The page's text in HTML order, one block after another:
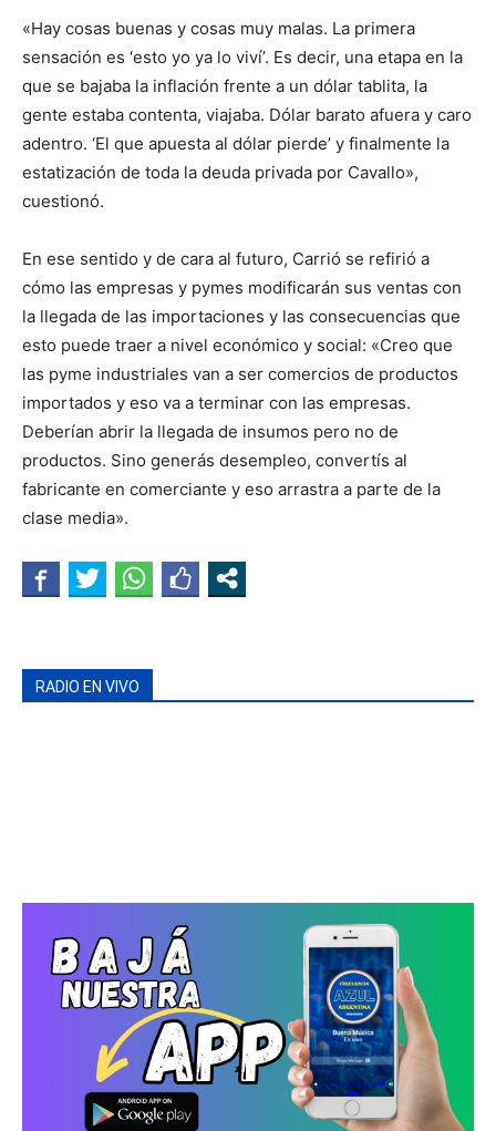
«Hay cosas buenas y cosas muy malas. La primera
sensación es ‘esto yo ya lo viví’. Es decir, una etapa en la
que se bajaba la inflación frente a un dólar tablita, la
gente estaba contenta, viajaba. Dólar barato afuera y caro
adentro. ‘El que apuesta al dólar pierde’ y finalmente la
estatización de toda la deuda privada por Cavallo»,
cuestionó.
En ese sentido y de cara al futuro, Carrió se refirió a
cómo las empresas y pymes modificarán sus ventas con
la llegada de las importaciones y las consecuencias que
esto puede traer a nivel económico y social: «Creo que
las pyme industriales van a ser comercios de productos
importados y eso va a terminar con las empresas.
Deberían abrir la llegada de insumos pero no de
productos. Sino generás desempleo, convertís al
fabricante en comerciante y eso arrastra a parte de la
clase media».
RADIO EN VIVO